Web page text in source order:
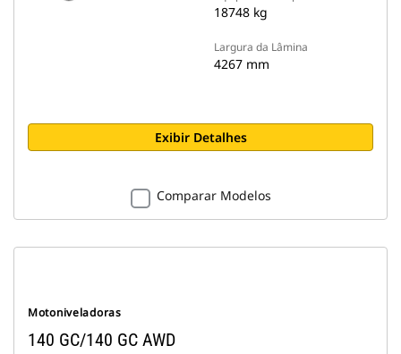
18748 kg
Largura da Lâmina
4267 mm
Exibir Detalhes
Comparar Modelos
Motoniveladoras
140 GC/140 GC AWD